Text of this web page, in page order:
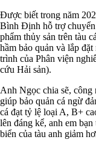
Được biết trong năm
Bình Định hỗ trợ chuyển
phẩm thủy sản trên tàu
hầm bảo quản và lắp
trình của Phân viện
cứu Hải sản).
Anh Ngọc chia sẽ, công
giúp bảo quản cá ngừ
cá đạt tỷ lệ loại A, B+
lên đáng kể, anh em
biển của tàu anh giảm